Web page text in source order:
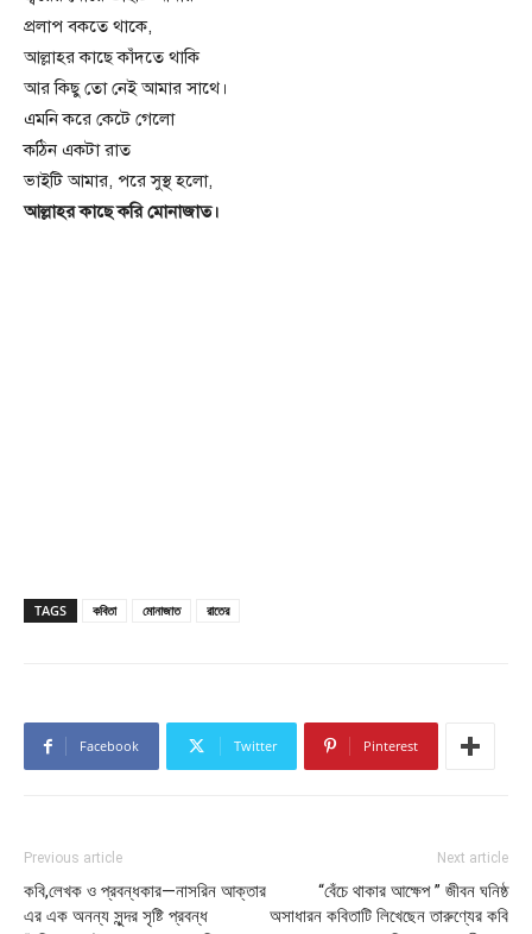
প্রলাপ বকতে থাকে,
আল্লাহর কাছে কাঁদতে থাকি
আর কিছু তো নেই আমার সাথে।
এমনি করে কেটে গেলো
কঠিন একটা রাত
ভাইটি আমার, পরে সুস্থ হলো,
আল্লাহর কাছে করি মোনাজাত।
TAGS কবিতা মোনাজাত রাতের
Facebook Twitter Pinterest
Previous article
কবি,লেখক ও প্রবন্ধকার—নাসরিন আক্তার
এর এক অনন্য সুন্দর সৃষ্টি প্রবন্ধ
Next article
“বেঁচে থাকার আক্ষেপ ” জীবন ঘনিষ্ঠ
অসাধারন কবিতাটি লিখেছেন তারুণ্যের কবি